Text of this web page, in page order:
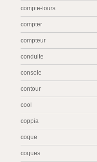
compte-tours
compter
compteur
conduite
console
contour
cool
coppia
coque
coques